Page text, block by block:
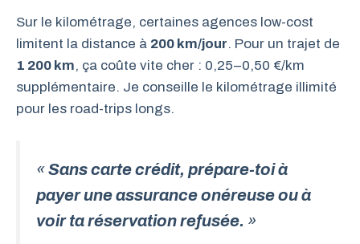
Sur le kilométrage, certaines agences low-cost
limitent la distance à 200 km/jour. Pour un trajet de
1 200 km, ça coûte vite cher : 0,25–0,50 €/km
supplémentaire. Je conseille le kilométrage illimité
pour les road-trips longs.
«Sans carte crédit, prépare-toi à
payer une assurance onéreuse ou à
voir ta réservation refusée. »